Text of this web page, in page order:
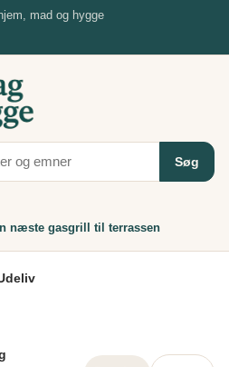
mad og hygge
Søg
næste gasgrill til terrassen